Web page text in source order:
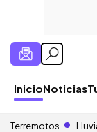
InicioNoticias
Terremotos